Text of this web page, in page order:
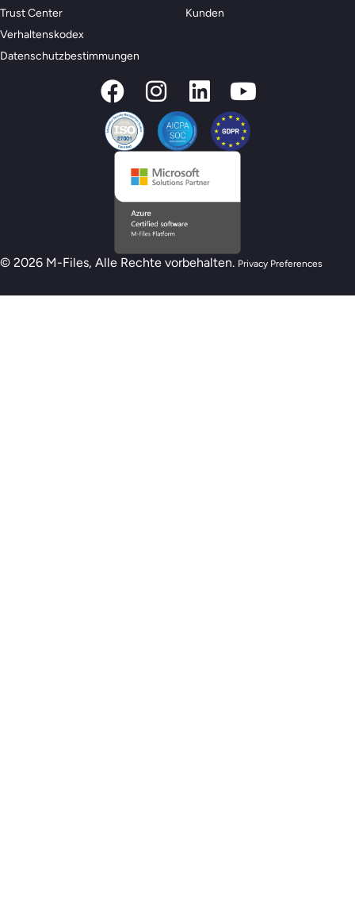
Trust Center
Verhaltenskodex
Datenschutzbestimmungen
Kunden
© 2026 M-Files, Alle Rechte vorbehalten. Privacy Preferences
Neues M-Files-KI-Bereitschaftsmodell – Sind